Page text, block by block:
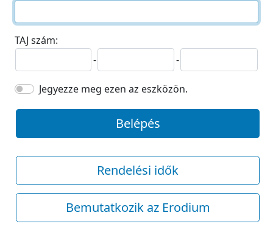
TAJ szám:
-
-
Jegyezze meg ezen az eszközön.
Belépés
Rendelési idők
Bemutatkozik az Erodium